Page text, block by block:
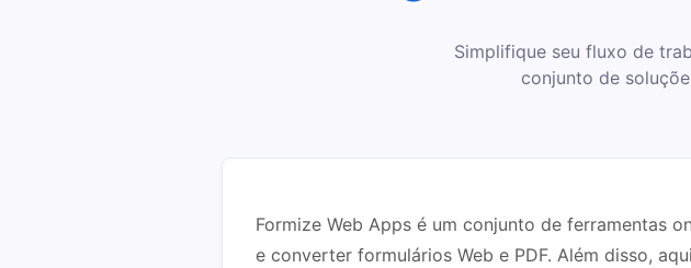
Simplifique seu fluxo de
conjunto de
Formize Web Apps é um conjunto de ferramentas
e converter formulários Web e PDF. Além disso,